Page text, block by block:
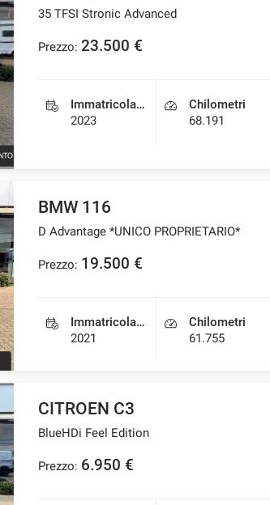
35 TFSI Stronic Advanced
Prezzo: 23.500 €
Immatricolazione
2023
Chilometri
68.191
BMW 116
D Advantage *UNICO PROPRIETARIO*
Prezzo: 19.500 €
Immatricolazione
2021
Chilometri
61.755
CITROEN C3
BlueHDi Feel Edition
Prezzo: 6.950 €